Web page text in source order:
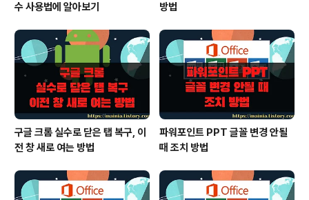
수 사용법에 알아보기
방법
구글 크롬 실수로 닫은 탭 복구, 이
전 창 새로 여는 방법
파워포인트 PPT 글꼴 변경 안될
때 조치 방법